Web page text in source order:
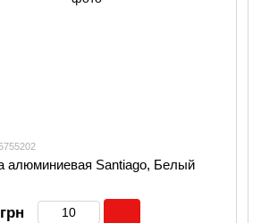
алюминиевая Santiago, Белый